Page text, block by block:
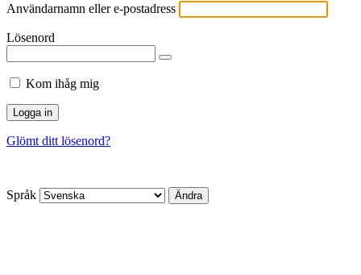
Användarnamn eller e-postadress
Lösenord
Kom ihåg mig
Glömt ditt lösenord?
Språk